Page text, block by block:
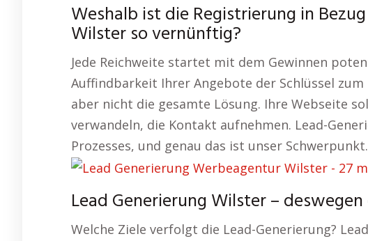
Weshalb ist die Registrierung in
Wilster so vernünftig?
Jede Reichweite startet mit dem Gewinnen
Auffindbarkeit Ihrer Angebote der Schlüssel
aber nicht die gesamte Lösung. Ihre Webseite
verwandeln, die Kontakt aufnehmen. Lead-
Prozesses, und genau das ist unser Schwerpunkt.
Lead Generierung Wilster –
Welche Ziele verfolgt die Lead-Generierung?